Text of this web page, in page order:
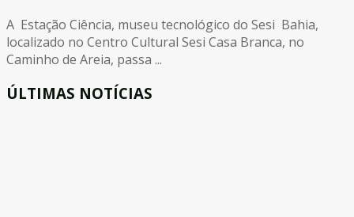
A Estação Ciência, museu tecnológico do Sesi Bahia,
localizado no Centro Cultural Sesi Casa Branca, no
Caminho de Areia, passa ...
ÚLTIMAS NOTÍCIAS